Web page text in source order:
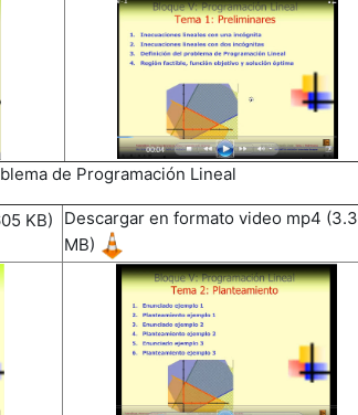
de Programación Lineal
KB)
Descargar en formato video mp4 (3.3
MB)